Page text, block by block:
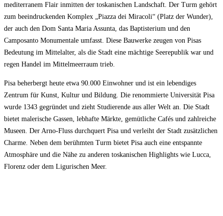
mediterranem Flair inmitten der toskanischen Landschaft. Der Turm gehört
zum beeindruckenden Komplex „Piazza dei Miracoli“ (Platz der Wunder),
der auch den Dom Santa Maria Assunta, das Baptisterium und den
Camposanto Monumentale umfasst. Diese Bauwerke zeugen von Pisas
Bedeutung im Mittelalter, als die Stadt eine mächtige Seerepublik war und
regen Handel im Mittelmeerraum trieb.
Pisa beherbergt heute etwa 90.000 Einwohner und ist ein lebendiges
Zentrum für Kunst, Kultur und Bildung. Die renommierte Universität Pisa
wurde 1343 gegründet und zieht Studierende aus aller Welt an. Die Stadt
bietet malerische Gassen, lebhafte Märkte, gemütliche Cafés und zahlreiche
Museen. Der Arno-Fluss durchquert Pisa und verleiht der Stadt zusätzlichen
Charme. Neben dem berühmten Turm bietet Pisa auch eine entspannte
Atmosphäre und die Nähe zu anderen toskanischen Highlights wie Lucca,
Florenz oder dem Ligurischen Meer.